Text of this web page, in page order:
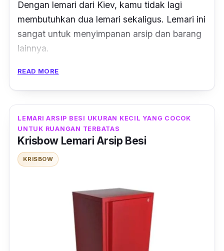
Dengan lemari dari Kiev, kamu tidak lagi
membutuhkan dua lemari sekaligus. Lemari ini
sangat untuk menyimpanan arsip dan barang
lainnya.
Terdapat dua jenis penyimpanan dari lemari
bawah. Keduanya memiliki rumah kunci yang
membuat barang atau arsipmu tetap aman.
Selain itu pada ambalan lemari kaca, kamu
dapat menyimpan barang atau arsip hingga
Ukuran dari lemari besi ini di 182.0 x 83.0 x
8.0 cm, dengan mayoritas bahan yang
digunakan ialah metal. Sehingga ketahanan
dari lemari Kiev ini bisa diandalkan, terlebih
READ MORE
LEMARI ARSIP BESI UKURAN KECIL YANG COCOK
UNTUK RUANGAN TERBATAS
Krisbow Lemari Arsip Besi
KRISBOW